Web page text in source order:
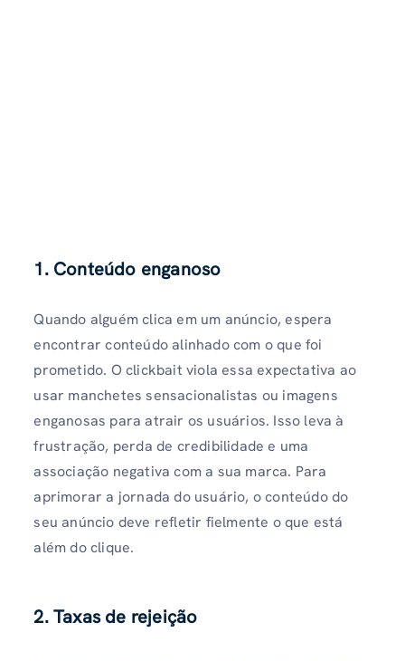
1. Conteúdo enganoso
Quando alguém clica em um anúncio, espera
encontrar conteúdo alinhado com o que foi
prometido. O clickbait viola essa expectativa ao
usar manchetes sensacionalistas ou imagens
enganosas para atrair os usuários. Isso leva à
frustração, perda de credibilidade e uma
associação negativa com a sua marca. Para
aprimorar a jornada do usuário, o conteúdo do
seu anúncio deve refletir fielmente o que está
além do clique.
2.Taxas de rejeição